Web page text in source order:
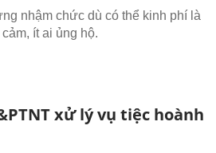
nhậm chức dù có thể kinh phí là
ít ai ủng hộ.
xử lý vụ tiệc hoành